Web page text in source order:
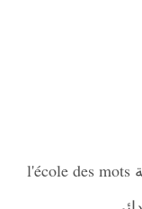
تحميل التوزيع السنوي اللغة الفرنسية l'école des mots